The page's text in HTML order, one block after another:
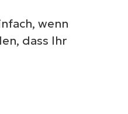
wenn
dass Ihr